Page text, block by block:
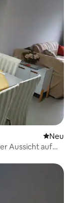
Neue
Neu
Aussicht auf